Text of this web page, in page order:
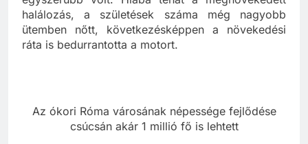
halálozás, a születések száma még nagyobb
ütemben nőtt, következésképpen a növekedési
ráta is bedurrantotta a motort.
Az ókori Róma városának népessége fejlődése
csúcsán akár 1 millió fő is lehtett